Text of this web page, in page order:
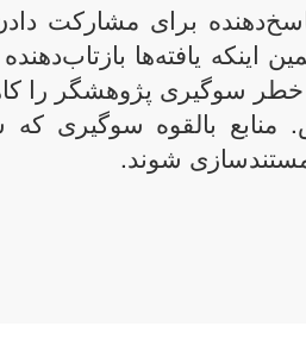
برای مشارکت
اینکه یافته‌ها
خطر سوگیری پژوهشگر را
منابع بالقوه سوگیری که
شوند.